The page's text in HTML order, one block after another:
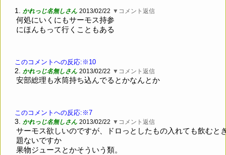
1. かれっじ名無しさん 2013/02/22 ▼コメント返信
何処にいくにもサーモス持参
にほんもって行くこともある
このコメントへの反応:※10
2. かれっじ名無しさん 2013/02/22 ▼コメント返信
安部総理も水筒持ち込んでるとかなんとか
このコメントへの反応:※7
3. かれっじ名無しさん 2013/02/22 ▼コメント返信
サーモス欲しいのですが、ドロっとしたもの入れても飲むと
題ないですか
果物ジュースとかそういう類。